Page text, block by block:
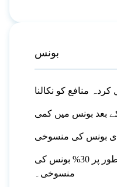
بونس
منافع کو نکالنا
کے بعد بونس میں کمی
بونس کی منسوخی
رقم نکلوالنے بعد جزوی طور پر 30% بونس کی
منسوخی۔